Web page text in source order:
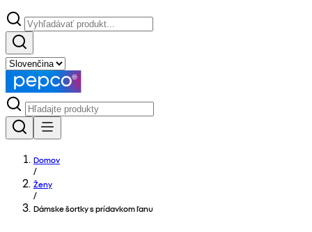
Domov
/
Ženy
/
Dámske šortky s prídavkom ľanu